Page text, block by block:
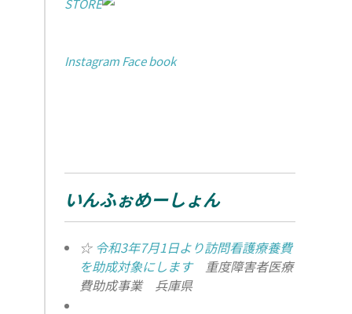
STORE
InstagramFace book
いんふぉめーしょん
☆ 令和3年7月1日より訪問看護療養費
を助成対象にします重度障害者医療
費助成事業 兵庫県